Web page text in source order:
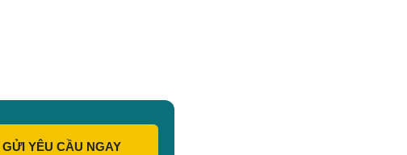
GỬI YÊU CẦU NGAY